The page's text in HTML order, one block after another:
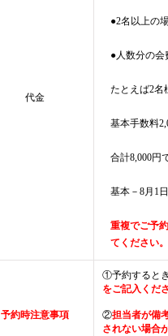
代金
●2名以上の
●人数分の
たとえば2名
基本手数料
合計8,000円
基本－8月1
重複でご予
てください。
予約時注意事項
①予約すると
をご記入くだ
②担当者が備
されない場合